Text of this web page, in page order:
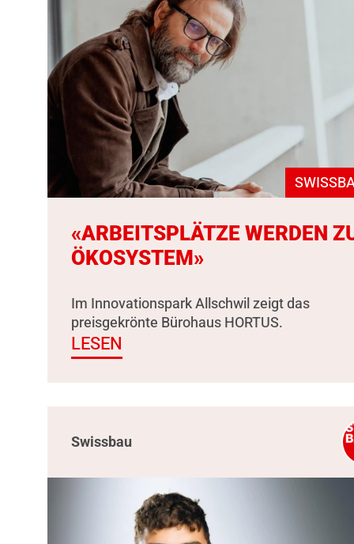
«ARBEITSPLÄTZE WERDEN
ÖKOSYSTEM»
Im Innovationspark Allschwil zeigt das
preisgekrönte Bürohaus HORTUS.
LESEN
Swissbau